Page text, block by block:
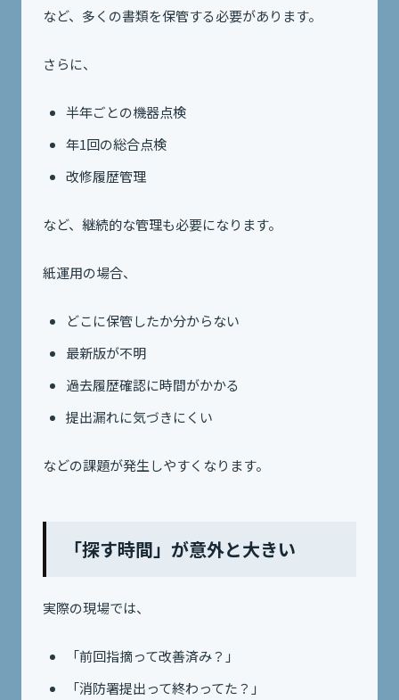
など、多くの書類を保管する必要があります。
さらに、
半年ごとの機器点検
年1回の総合点検
改修履歴管理
など、継続的な管理も必要になります。
紙運用の場合、
どこに保管したか分からない
最新版が不明
過去履歴確認に時間がかかる
提出漏れに気づきにくい
などの課題が発生しやすくなります。
「探す時間」が意外と大きい
実際の現場では、
「前回指摘って改善済み？」
「消防署提出って終わってた？」